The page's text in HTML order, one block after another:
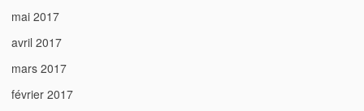
mai 2017
avril 2017
mars 2017
février 2017